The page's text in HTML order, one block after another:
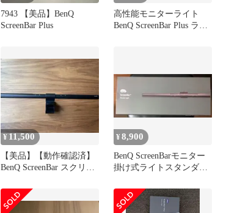
7943 【美品】BenQ
ScreenBar Plus
高性能モニターライト
BenQ ScreenBar Plus ライ
¥ 11,500
【美品】【動作確認済】
BenQ ScreenBar スクリー
¥8,900
BenQ ScreenBarモニター
掛け式ライトスタンダー